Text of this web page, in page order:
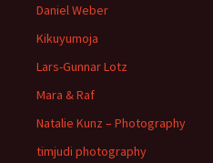
Daniel Weber
Kikuyumoja
Lars-Gunnar Lotz
Mara & Raf
Natalie Kunz – Photography
timjudi photography